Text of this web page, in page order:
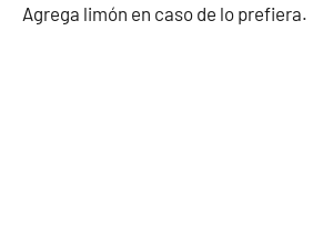
Agrega limón en caso de lo prefiera.